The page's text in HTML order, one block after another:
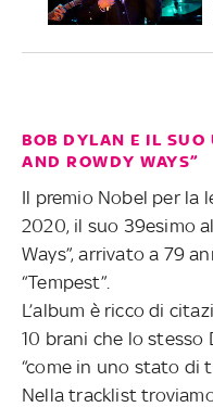
BOB DYLAN E IL SUO
AND ROWDY WAYS”
Il premio Nobel per la
2020, il suo 39esimo
Ways”, arrivato a 79
“Tempest”.
L’album è ricco di
10 brani che lo stesso
“come in uno stato di
Nella tracklist